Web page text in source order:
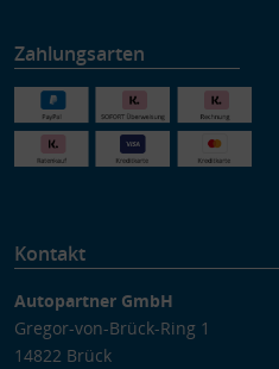
Zahlungsarten
Kontakt
Autopartner GmbH
Gregor-von-Brück-Ring 1
14822 Brück